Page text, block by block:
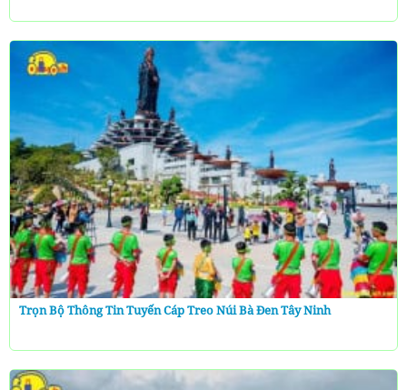
Trọn Bộ Thông Tin Tuyến Cáp Treo Núi Bà Đen Tây Ninh